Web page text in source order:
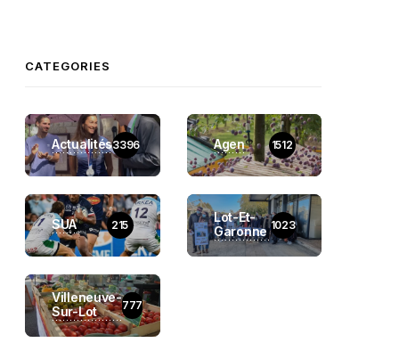
CATEGORIES
Actualités3396 Agen 1512
SUA 215
Lot-Et-
Garonne 1023
Villeneuve-
Sur-Lot
777